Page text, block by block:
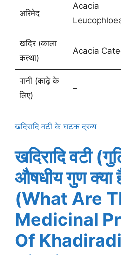
अरिमेद
Acacia
खदिर (काला
कत्था)
Acacia
पानी (काढ़े के
लिए)
–
खदिरादि वटी के घटक द्रव्य
खदिरादि वटी
औषधीय गुण क्या
(What Are
Medicinal
Of